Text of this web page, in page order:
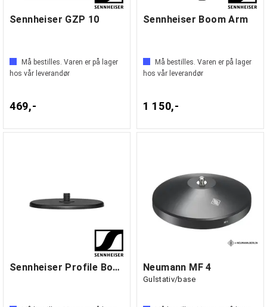
Sennheiser GZP 10
Må bestilles. Varen er på lager
hos vår leverandør
469,-
Sennheiser Boom Arm
Må bestilles. Varen er på lager
hos vår leverandør
1 150,-
Sennheiser Profile Bordstativ Neumann MF 4
Gulstativ/base